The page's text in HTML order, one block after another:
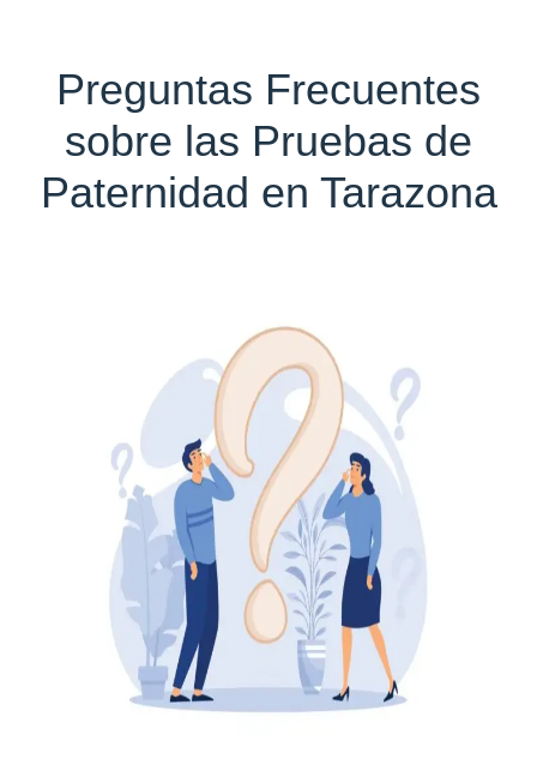
Preguntas Frecuentes
sobre las Pruebas de
Paternidad en Tarazona